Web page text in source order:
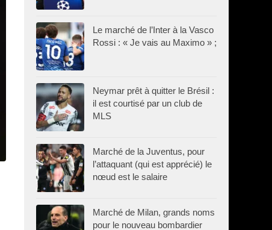
Le marché de l’Inter à la Vasco
Rossi : « Je vais au Maximo » ;
Neymar prêt à quitter le Brésil :
il est courtisé par un club de
MLS
Marché de la Juventus, pour
l’attaquant (qui est apprécié) le
nœud est le salaire
Marché de Milan, grands noms
pour le nouveau bombardier